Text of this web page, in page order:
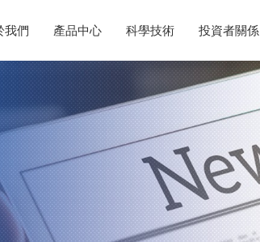
我們 產品中心 科學技術 投資者關係